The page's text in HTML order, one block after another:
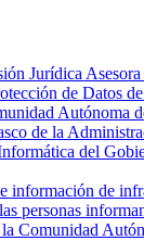
Jurídica Asesora
de Datos
Autónoma
de la
del
información de
personas
Comunidad